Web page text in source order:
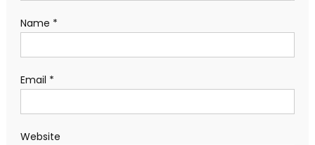
Name *
Email *
Website